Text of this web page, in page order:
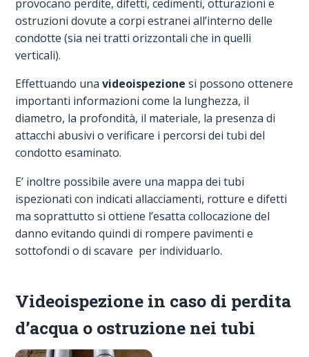
provocano perdite, difetti, cedimenti, otturazioni e
ostruzioni dovute a corpi estranei all’interno delle
condotte (sia nei tratti orizzontali che in quelli
verticali).
Effettuando una videoispezione si possono ottenere
importanti informazioni come la lunghezza, il
diametro, la profondità, il materiale, la presenza di
attacchi abusivi o verificare i percorsi dei tubi del
condotto esaminato.
E’ inoltre possibile avere una mappa dei tubi
ispezionati con indicati allacciamenti, rotture e difetti
ma soprattutto si ottiene l’esatta collocazione del
danno evitando quindi di rompere pavimenti e
sottofondi o di scavare per individuarlo.
Videoispezione in caso di perdita
d’acqua o ostruzione nei tubi